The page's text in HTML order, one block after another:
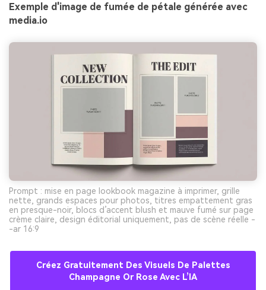
Exemple d'image de fumée de pétale générée avec
media.io
Prompt : mise en page lookbook magazine à imprimer, grille
nette, grands espaces pour photos, titres empattement gras
en presque-noir, blocs d’accent blush et mauve fumé sur page
crème claire, design éditorial uniquement, pas de scène réelle -
-ar 16:9
Créez Gratuitement Des Visuels De Palettes
Champagne Or Rose Avec L’IA